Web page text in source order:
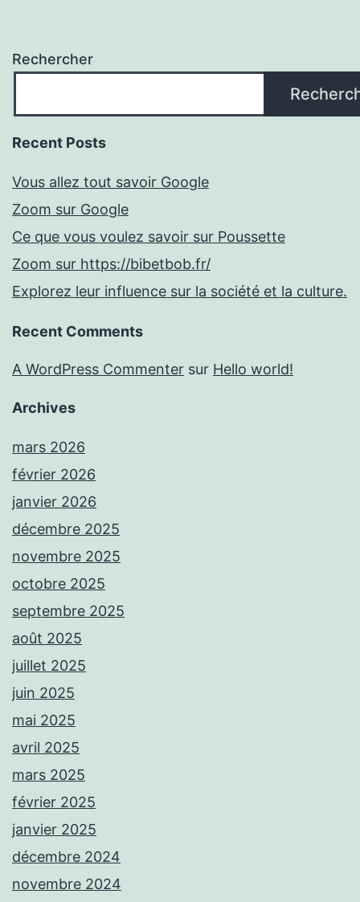
Rechercher
Recent Posts
Vous allez tout savoir Google
Zoom sur Google
Ce que vous voulez savoir sur Poussette
Zoom sur https://bibetbob.fr/
Explorez leur influence sur la société et la culture.
Recent Comments
A WordPress Commenter sur Hello world!
Archives
mars 2026
février 2026
janvier 2026
décembre 2025
novembre 2025
octobre 2025
septembre 2025
août 2025
juillet 2025
juin 2025
mai 2025
avril 2025
mars 2025
février 2025
janvier 2025
décembre 2024
novembre 2024